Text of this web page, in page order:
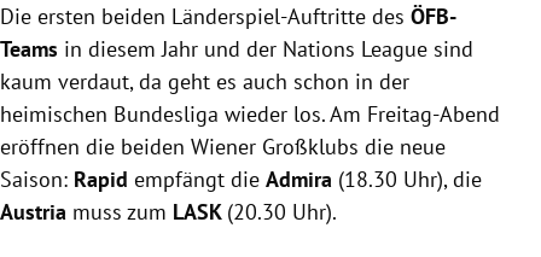
Untermenü
Die ersten beiden Länderspiel-Auftritte des ÖFB-
Teams in diesem Jahr und der Nations League sind
kaum verdaut, da geht es auch schon in der
heimischen Bundesliga wieder los. Am Freitag-Abend
eröffnen die beiden Wiener Großklubs die neue
Saison: Rapid empfängt die Admira (18.30 Uhr), die
Austria muss zum LASK (20.30 Uhr).